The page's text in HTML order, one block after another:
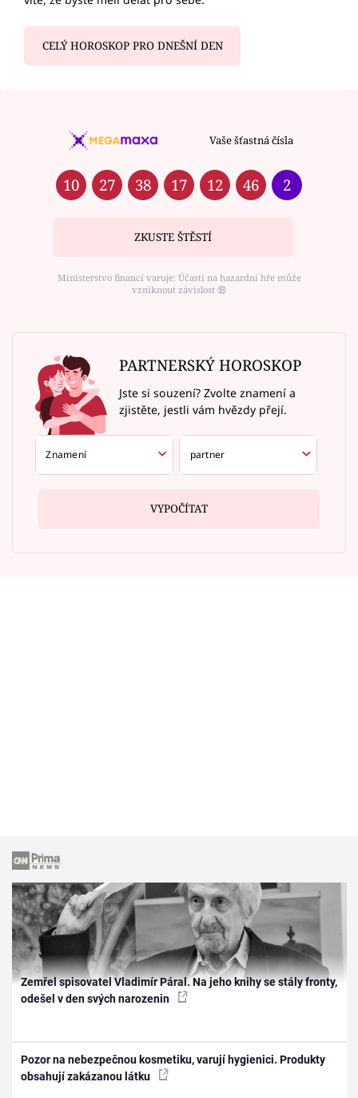
CELÝ HOROSKOP PRO DNEŠNÍ DEN
Vaše šťastná čísla
10 27 38 17 12 46 2
ZKUSTE ŠTĚSTÍ
Ministerstvo financí varuje: Účastí na hazardní hře může
vzniknout závislost ⑱
PARTNERSKÝ HOROSKOP
Jste si souzení? Zvolte znamení a
zjistěte, jestli vám hvězdy přejí.
VYPOČÍTAT
Zemřel spisovatel Vladimír Páral. Na jeho knihy se stály fronty,
odešel v den svých narozenin
Pozor na nebezpečnou kosmetiku, varují hygienici. Produkty
obsahují zakázanou látku